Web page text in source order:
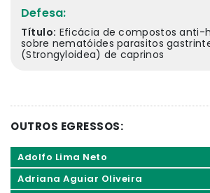
Defesa:
Título: Eficácia de compostos anti-
sobre nematóides parasitos
(Strongyloidea) de caprinos
OUTROS EGRESSOS:
Adolfo Lima Neto
Adriana Aguiar Oliveira